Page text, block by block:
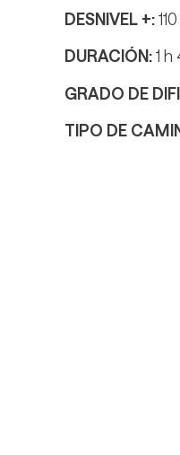
DESNIVEL +:
DURACIÓN:1 h
GRADO DE
TIPO DE